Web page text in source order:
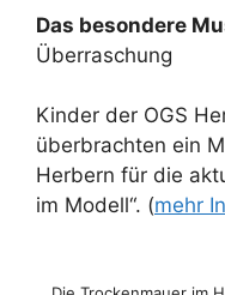
Das besondere
Überraschung
Kinder der OGS
überbrachten ein
Herbern für die
im Modell“. (mehr